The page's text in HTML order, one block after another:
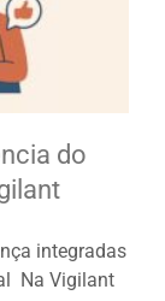
do
integradas
Na Vigilant